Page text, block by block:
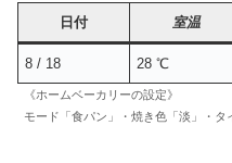
日付 室温
8 / 18 28 ℃
《ホームベーカリーの設定》
モード「食パン」・焼き色「淡」・タ